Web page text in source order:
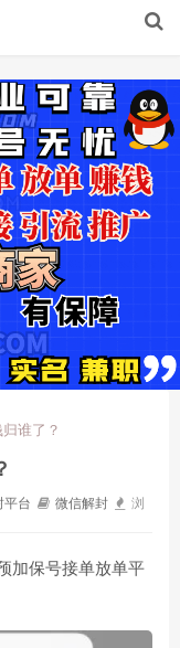
谁了？
平台 微信解封
浏
加保号接单放单平